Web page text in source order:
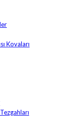
Kovaları